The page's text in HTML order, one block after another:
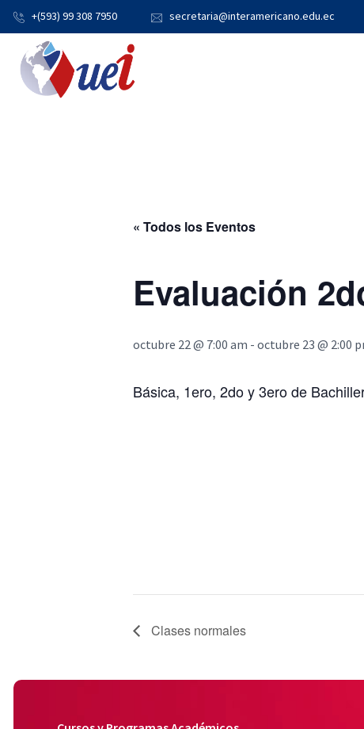
+(593) 99 308 7950 secretaria@interamericano.edu.ec
« Todos los Eventos
Evaluación
octubre 22 @ 7:00 am - octubre 23 @ 2:00
Básica, 1ero, 2do y 3ero de
Clases normales